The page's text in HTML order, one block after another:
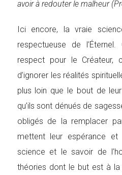
avoir à redouter le malheur
Ici encore, la vraie
respectueuse de
respect pour le Créateur,
d’ignorer les réalités
plus loin que le bout de
qu’ils sont dénués de
obligés de la remplacer
mettent leur espérance
science et le savoir de
théories dont le but est à